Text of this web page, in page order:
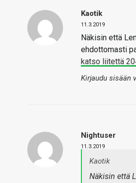
Kaotik
11.3.2019
Näkisin että
ehdottomasti
katso liitettä
Kirjaudu sisään
Nightuser
11.3.2019
Kaotik
Näkisin että